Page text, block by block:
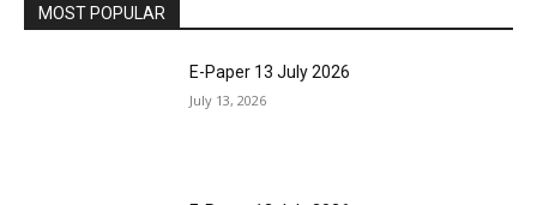
MOST POPULAR
E-Paper 13 July 2026
July 13, 2026